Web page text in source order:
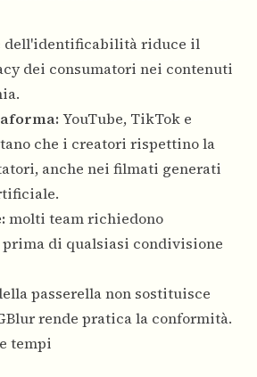
dell'identificabilità riduce il
dei consumatori nei contenuti
YouTube, TikTok e
che i creatori rispettino la
anche nei filmati generati
molti team richiedono
di qualsiasi condivisione
passerella non sostituisce
rende pratica la conformità.
tempi